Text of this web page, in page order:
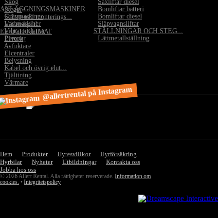
Skog
ANLÄGGNINGSMASKINER
Grävmaskiner
Lastmaskiner
•Vibratorplattor
Pumpar
Saxliftar diesel
Bomliftar batteri
Bomliftar diesel
Släpvagnsliftar
STÄLLNINGAR OCH STEG...
Lättmetallställning
•Stegar
Stämp och monterings...
Väderskydd
EL OCH KLIMAT
Elverk
Avfuktare
Elcentraler
Belysning
Kabel och övrig elut...
Tjältining
Värmare
@allertrental på Instagram
Hem Produkter Hyresvillkor
Hyrförsäkring
Hyrbilar
Nyheter Utbildningar
Kontakta oss
Jobba hos oss
© 2026 Allert Rental. Alla rättigheter reserverade. Information om
cookies. • Integritetspolicy